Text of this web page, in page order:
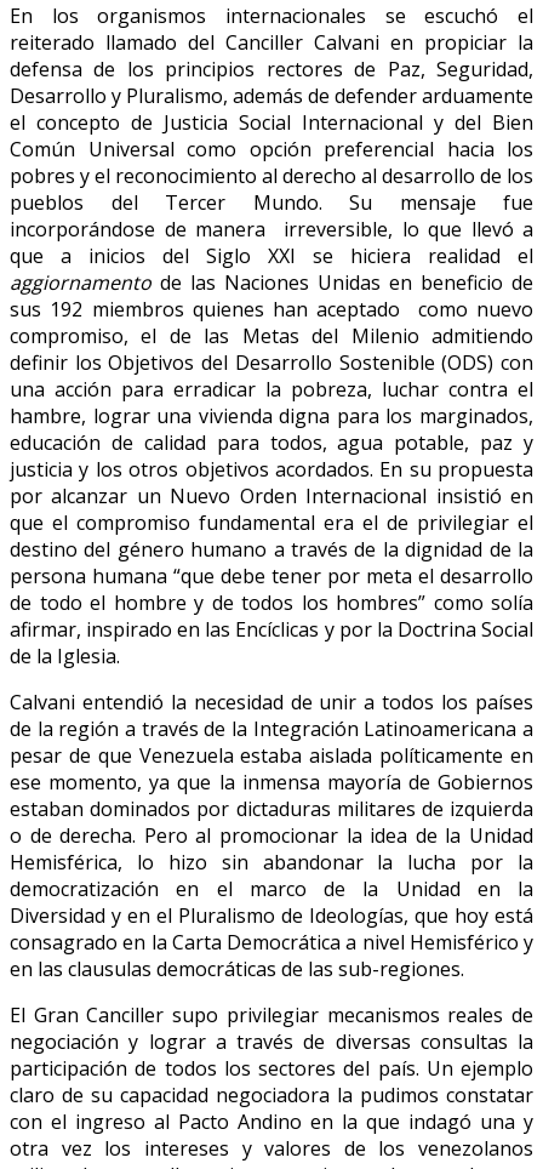
En los organismos internacionales se escuchó el
reiterado llamado del Canciller Calvani en propiciar la
defensa de los principios rectores de Paz, Seguridad,
Desarrollo y Pluralismo, además de defender arduamente
el concepto de Justicia Social Internacional y del Bien
Común Universal como opción preferencial hacia los
pobres y el reconocimiento al derecho al desarrollo de los
pueblos del Tercer Mundo. Su mensaje fue
incorporándose de manera irreversible, lo que llevó a
que a inicios del Siglo XXI se hiciera realidad el
aggiornamento de las Naciones Unidas en beneficio de
sus 192 miembros quienes han aceptado como nuevo
compromiso, el de las Metas del Milenio admitiendo
definir los Objetivos del Desarrollo Sostenible (ODS) con
una acción para erradicar la pobreza, luchar contra el
hambre, lograr una vivienda digna para los marginados,
educación de calidad para todos, agua potable, paz y
justicia y los otros objetivos acordados. En su propuesta
por alcanzar un Nuevo Orden Internacional insistió en
que el compromiso fundamental era el de privilegiar el
destino del género humano a través de la dignidad de la
persona humana “que debe tener por meta el desarrollo
de todo el hombre y de todos los hombres” como solía
afirmar, inspirado en las Encíclicas y por la Doctrina Social
de la Iglesia.
Calvani entendió la necesidad de unir a todos los países
de la región a través de la Integración Latinoamericana a
pesar de que Venezuela estaba aislada políticamente en
ese momento, ya que la inmensa mayoría de Gobiernos
estaban dominados por dictaduras militares de izquierda
o de derecha. Pero al promocionar la idea de la Unidad
Hemisférica, lo hizo sin abandonar la lucha por la
democratización en el marco de la Unidad en la
Diversidad y en el Pluralismo de Ideologías, que hoy está
consagrado en la Carta Democrática a nivel Hemisférico y
en las clausulas democráticas de las sub-regiones.
El Gran Canciller supo privilegiar mecanismos reales de
negociación y lograr a través de diversas consultas la
participación de todos los sectores del país. Un ejemplo
claro de su capacidad negociadora la pudimos constatar
con el ingreso al Pacto Andino en la que indagó una y
otra vez los intereses y valores de los venezolanos